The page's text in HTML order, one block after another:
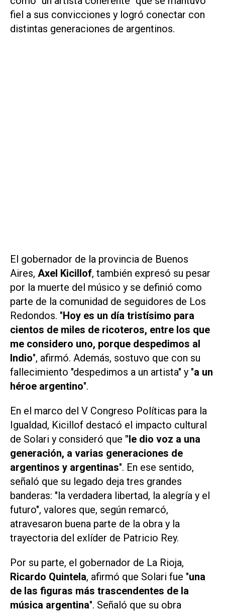
fiel a sus convicciones y logró conectar con
distintas generaciones de argentinos.
El gobernador de la provincia de Buenos
Aires, Axel Kicillof, también expresó su pesar
por la muerte del músico y se definió como
parte de la comunidad de seguidores de Los
Redondos. "Hoy es un día tristísimo para
cientos de miles de ricoteros, entre los que
me considero uno, porque despedimos al
Indio", afirmó. Además, sostuvo que con su
fallecimiento "despedimos a un artista" y "a un
héroe argentino".
En el marco del V Congreso Políticas para la
Igualdad, Kicillof destacó el impacto cultural
de Solari y consideró que "le dio voz a una
generación, a varias generaciones de
argentinos y argentinas". En ese sentido,
señaló que su legado deja tres grandes
banderas: "la verdadera libertad, la alegría y el
futuro", valores que, según remarcó,
atravesaron buena parte de la obra y la
trayectoria del exlíder de Patricio Rey.
Por su parte, el gobernador de La Rioja,
Ricardo Quintela, afirmó que Solari fue "una
de las figuras más trascendentes de la
música argentina". Señaló que su obra